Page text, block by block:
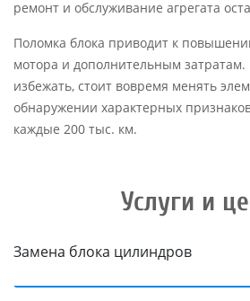
ремонт и обслуживание агрегата
Поломка блока приводит к
мотора и дополнительным затратам.
избежать, стоит вовремя менять
обнаружении характерных
каждые 200 тыс. км.
Услуги и
Замена блока цилиндров